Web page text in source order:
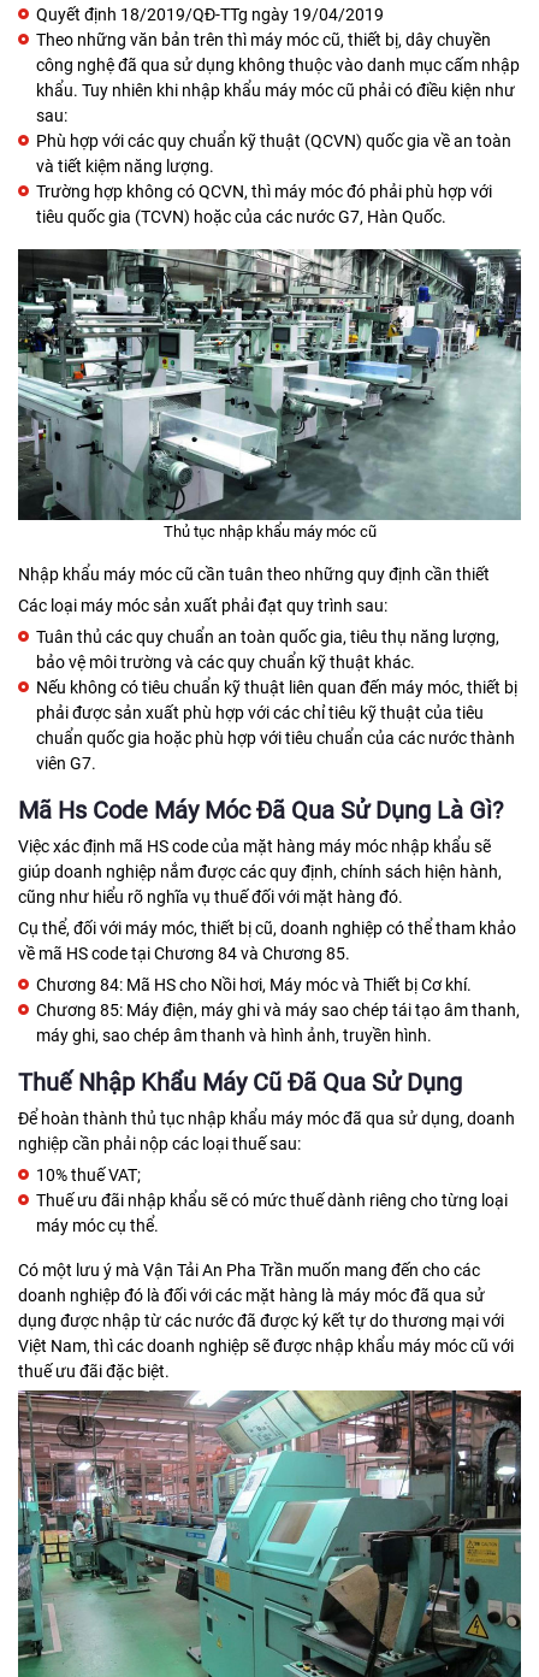
Quyết định 18/2019/QĐ-TTg ngày 19/04/2019
Theo những văn bản trên thì máy móc cũ, thiết bị, dây chuyền
công nghệ đã qua sử dụng không thuộc vào danh mục cấm nhập
khẩu. Tuy nhiên khi nhập khẩu máy móc cũ phải có điều kiện như
sau:
Phù hợp với các quy chuẩn kỹ thuật (QCVN) quốc gia về an toàn
và tiết kiệm năng lượng.
Trường hợp không có QCVN, thì máy móc đó phải phù hợp với
tiêu quốc gia (TCVN) hoặc của các nước G7, Hàn Quốc.
Thủ tục nhập khẩu máy móc cũ
Nhập khẩu máy móc cũ cần tuân theo những quy định cần thiết
Các loại máy móc sản xuất phải đạt quy trình sau:
Tuân thủ các quy chuẩn an toàn quốc gia, tiêu thụ năng lượng,
bảo vệ môi trường và các quy chuẩn kỹ thuật khác.
Nếu không có tiêu chuẩn kỹ thuật liên quan đến máy móc, thiết bị
phải được sản xuất phù hợp với các chỉ tiêu kỹ thuật của tiêu
chuẩn quốc gia hoặc phù hợp với tiêu chuẩn của các nước thành
viên G7.
Mã Hs Code Máy Móc Đã Qua Sử Dụng Là Gì?
Việc xác định mã HS code của mặt hàng máy móc nhập khẩu sẽ
giúp doanh nghiệp nắm được các quy định, chính sách hiện hành,
cũng như hiểu rõ nghĩa vụ thuế đối với mặt hàng đó.
Cụ thể, đối với máy móc, thiết bị cũ, doanh nghiệp có thể tham khảo
về mã HS code tại Chương 84 và Chương 85.
Chương 84: Mã HS cho Nồi hơi, Máy móc và Thiết bị Cơ khí.
Chương 85: Máy điện, máy ghi và máy sao chép tái tạo âm thanh,
máy ghi, sao chép âm thanh và hình ảnh, truyền hình.
Thuế Nhập Khẩu Máy Cũ Đã Qua Sử Dụng
Để hoàn thành thủ tục nhập khẩu máy móc đã qua sử dụng, doanh
nghiệp cần phải nộp các loại thuế sau:
10% thuế VAT;
Thuế ưu đãi nhập khẩu sẽ có mức thuế dành riêng cho từng loại
máy móc cụ thể.
Có một lưu ý mà Vận Tải An Pha Trần muốn mang đến cho các
doanh nghiệp đó là đối với các mặt hàng là máy móc đã qua sử
dụng được nhập từ các nước đã được ký kết tự do thương mại với
Việt Nam, thì các doanh nghiệp sẽ được nhập khẩu máy móc cũ với
thuế ưu đãi đặc biệt.